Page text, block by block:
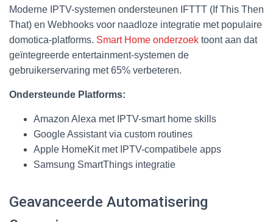
Moderne IPTV-systemen ondersteunen IFTTT (If This Then
That) en Webhooks voor naadloze integratie met populaire
domotica-platforms. Smart Home onderzoek toont aan dat
geïntegreerde entertainment-systemen de
gebruikerservaring met 65% verbeteren.
Ondersteunde Platforms:
Amazon Alexa met IPTV-smart home skills
Google Assistant via custom routines
Apple HomeKit met IPTV-compatibele apps
Samsung SmartThings integratie
Geavanceerde Automatisering